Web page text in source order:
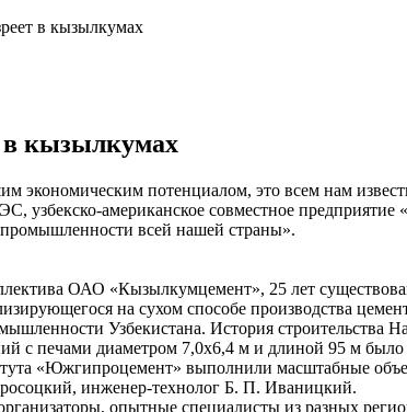
в кызылкумах
в кызылкумах
экономическим потенциалом, это всем нам
узбекско-американское совместное
промышленности всей нашей страны».
ОАО «Кызылкумцемент», 25 лет
на сухом способе производства
Узбекистана. История строительства
с печами диаметром 7,0х6,4 м и длиной 95 м
«Южгипроцемент» выполнили масштабные
инженер-технолог Б. П. Иваницкий.
опытные специалисты из разных